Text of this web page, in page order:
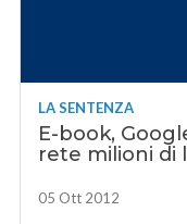
LA SENTENZA
E-book,
rete milioni di
05 Ott 2012